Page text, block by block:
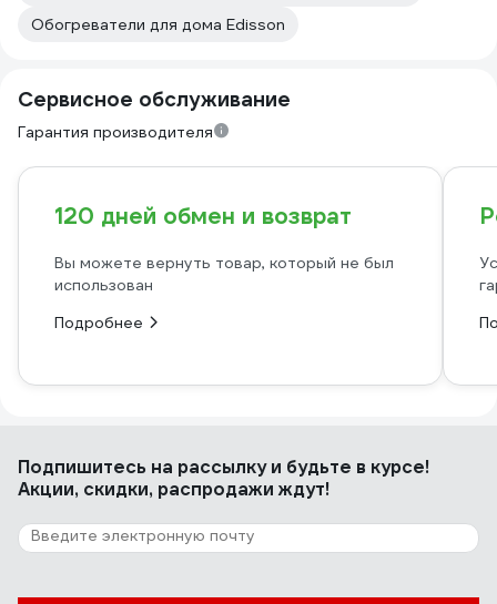
Обогреватели для дома Edisson
Сервисное обслуживание
Гарантия производителя
120 дней обмен и возврат
Вы можете вернуть товар, который не был
использован
Подробнее
Подпишитесь на рассылкуи будьте в курсе!
Акции, скидки, распродажи ждут!